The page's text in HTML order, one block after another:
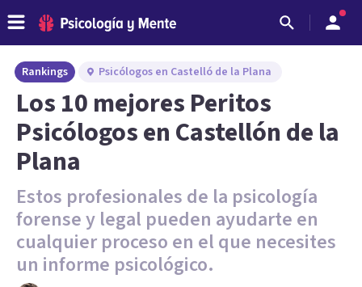
Rankings Psicólogos en Castelló de la Plana
Los 10 mejores Peritos
Psicólogos en Castellón de la
Plana
Estos profesionales de la psicología
forense y legal pueden ayudarte en
cualquier proceso en el que necesites
un informe psicológico.